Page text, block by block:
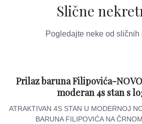
Slične
Pogledajte neke od sličnih
Prilaz baruna Filipovića-
moderan 4s stan s
ATRAKTIVAN 4S STAN U MODERNOJ
BARUNA FILIPOVIĆA NA